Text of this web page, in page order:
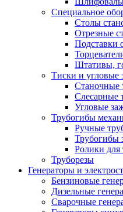
Специальное
Столы
Отрезные
Подставки
Штативы,
Тиски и угловые
Станочные
Слесарные
Угловые
Трубогибы
Ручные
Трубогибы
Ролики для
Труборезы
Генераторы и
Бензиновые
Дизельные
Сварочные